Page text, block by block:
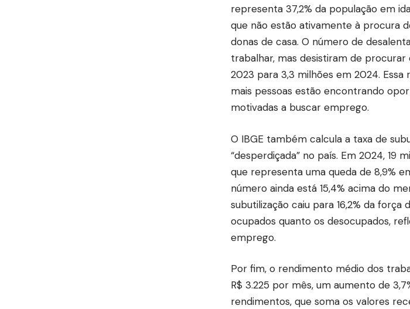
representa 37,2% da população em
que não estão ativamente à procura
donas de casa. O número de
trabalhar, mas desistiram de
2023 para 3,3 milhões em 2024. Essa
mais pessoas estão encontrando
motivadas a buscar emprego.
O IBGE também calcula a taxa de
“desperdiçada” no país. Em 2024, 19
que representa uma queda de 8,9%
número ainda está 15,4% acima do
subutilização caiu para 16,2% da
ocupados quanto os desocupados,
emprego.
Por fim, o rendimento médio dos
R$ 3.225 por mês, um aumento de
rendimentos, que soma os valores